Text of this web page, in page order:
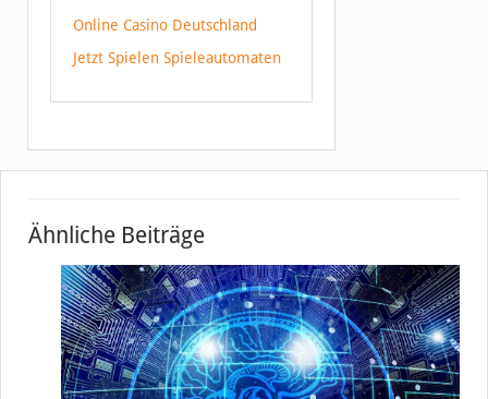
Online Casino Deutschland
Jetzt Spielen Spieleautomaten
Ähnliche Beiträge